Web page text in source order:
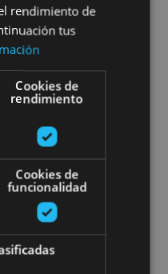
DIC
rendimiento de
tus
Cookies de
rendimiento
Cookies de
funcionalidad